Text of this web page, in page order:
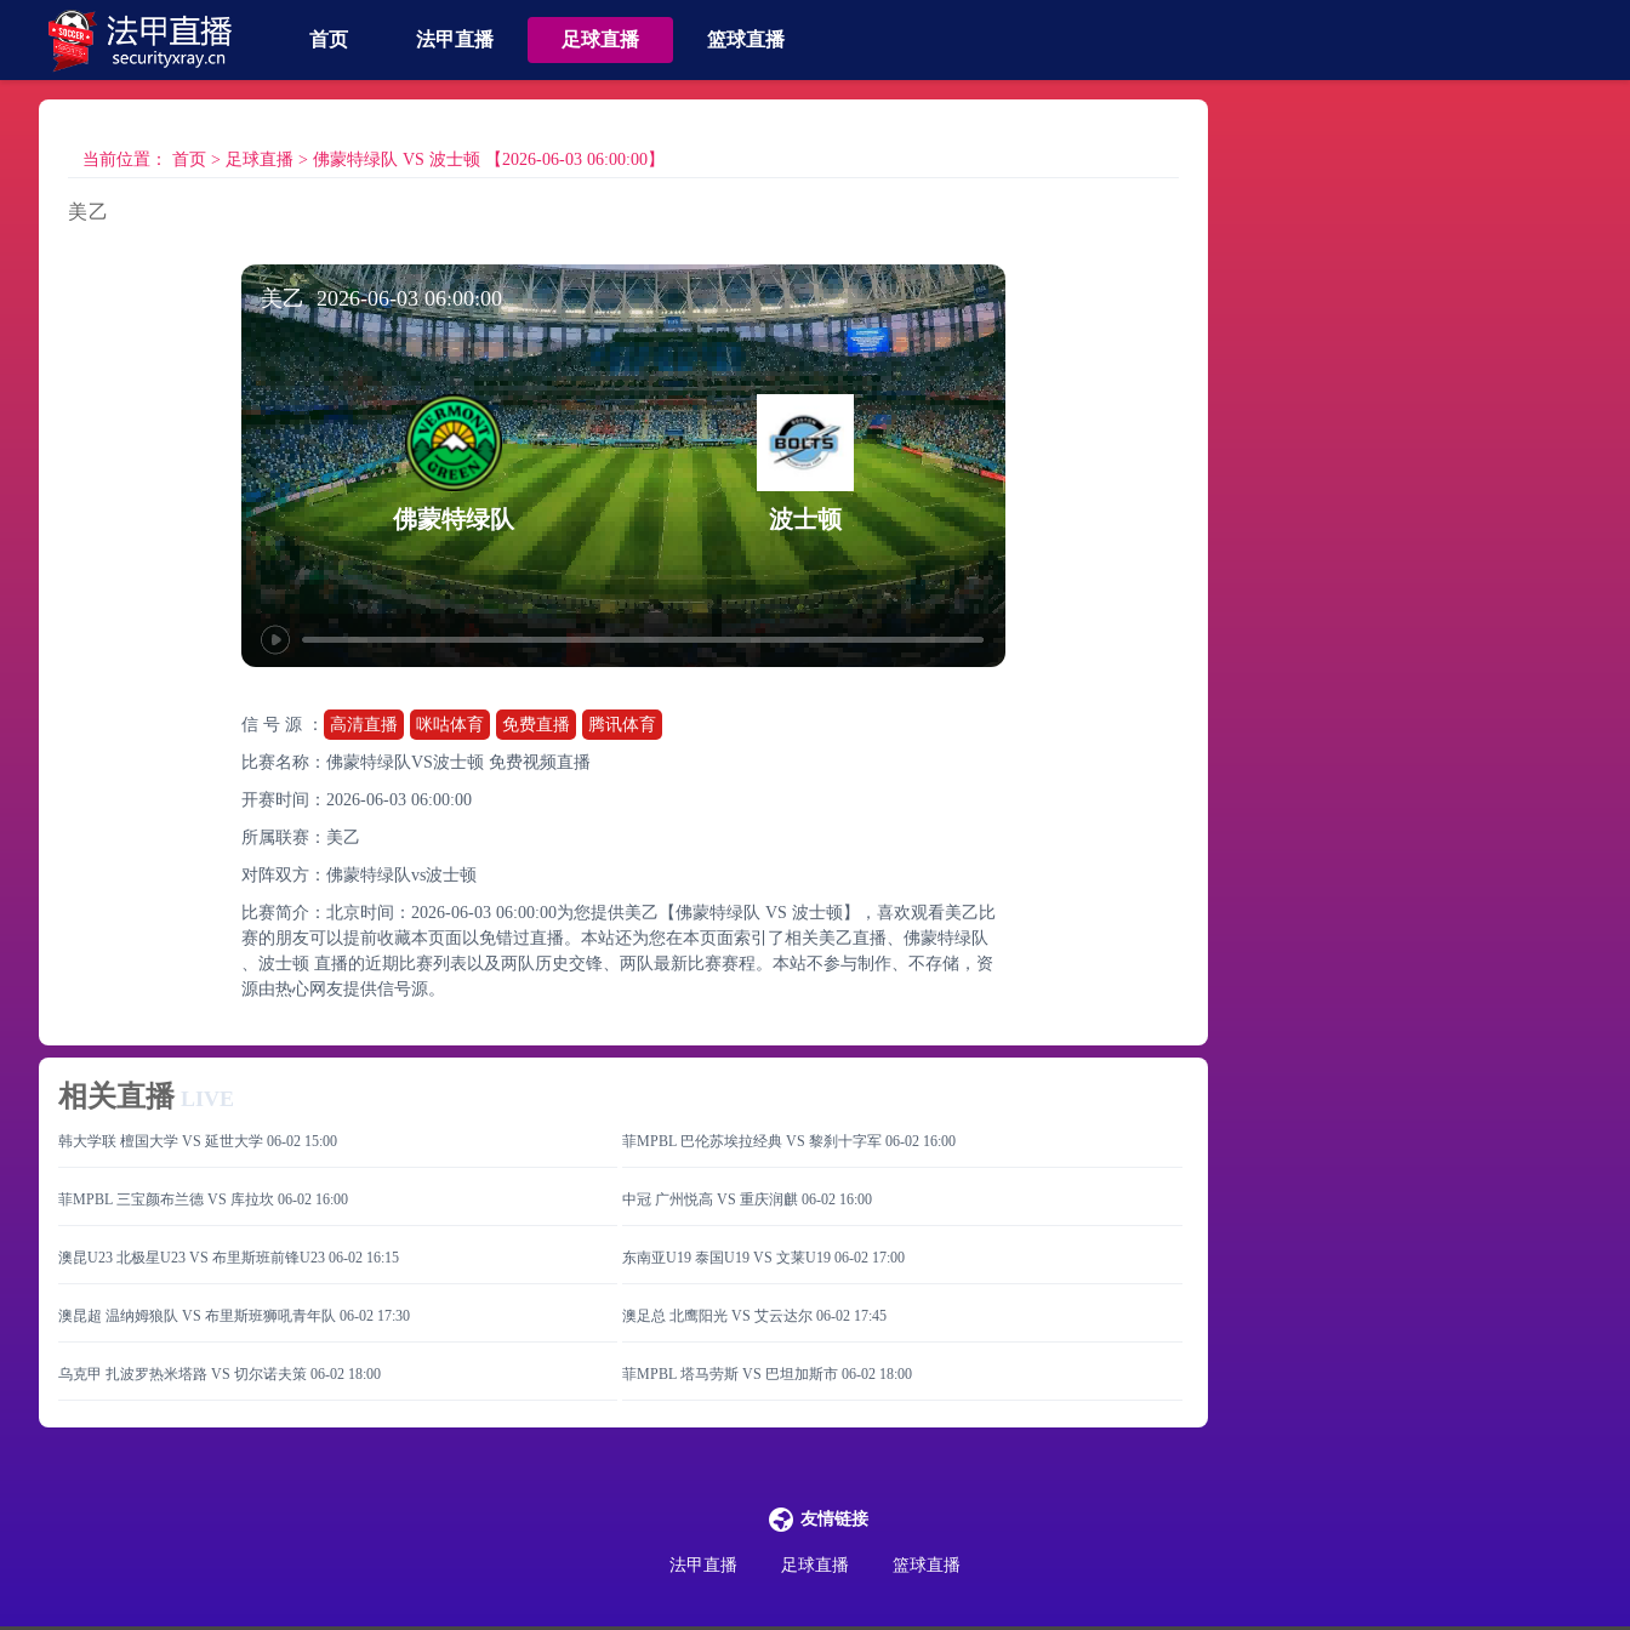
首页 法甲直播 足球直播 篮球直播
当前位置： 首页 > 足球直播 > 佛蒙特绿队 VS 波士顿 【2026-06-03 06:00:00】
美乙
美乙 2026-06-03 06:00:00
佛蒙特绿队 波士顿
信 号 源 ： 高清直播 咪咕体育 免费直播 腾讯体育
比赛名称：佛蒙特绿队VS波士顿 免费视频直播
开赛时间：2026-06-03 06:00:00
所属联赛： 美乙
对阵双方：佛蒙特绿队vs波士顿
比赛简介：北京时间：2026-06-03 06:00:00为您提供美乙【佛蒙特绿队 VS 波士顿】，喜欢观看美乙比
赛的朋友可以提前收藏本页面以免错过直播。本站还为您在本页面索引了相关美乙直播、佛蒙特绿队
、波士顿 直播的近期比赛列表以及两队历史交锋、两队最新比赛赛程。本站不参与制作、不存储，资
源由热心网友提供信号源。
相关直播 LIVE
韩大学联 檀国大学 VS 延世大学 06-02 15:00 菲MPBL 巴伦苏埃拉经典 VS 黎刹十字军06-02 16:00
菲MPBL 三宝颜布兰德 VS 库拉坎 06-02 16:00 中冠 广州悦高 VS 重庆润麒06-02 16:00
澳昆U23 北极星U23 VS 布里斯班前锋U23 06-02 16:15 东南亚U19 泰国U19 VS 文莱U1906-02 17:00
澳昆超 温纳姆狼队 VS 布里斯班狮吼青年队 06-02 17:30 澳足总 北鹰阳光 VS 艾云达尔06-02 17:45
乌克甲 扎波罗热米塔路 VS 切尔诺夫策 06-02 18:00 菲MPBL 塔马劳斯 VS 巴坦加斯市06-02 18:00
友情链接
法甲直播 足球直播 篮球直播